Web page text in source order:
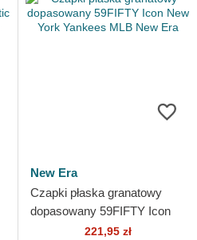
New Era
Czapki płaska granatowy
dopasowany 59FIFTY Icon
New York Yankees MLB New
221,95 zł